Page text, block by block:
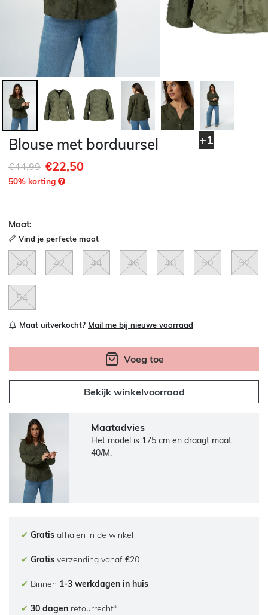
+1
Blouse met borduursel
Afgeprijsd van
€44,99naar
€22,50
50% korting
Maat:
Vind je perfecte maat
40 42 44 46 48 50 52
54
Maat uitverkocht? Mail me bij nieuwe voorraad
Voeg toe
Bekijk winkelvoorraad
Maatadvies
Het model is 175 cm en draagt maat
40/M.
✔ Gratis afhalen in de winkel
✔ Gratis verzending vanaf €20
✔ Binnen 1-3 werkdagen in huis
✔ 30 dagen retourrecht*